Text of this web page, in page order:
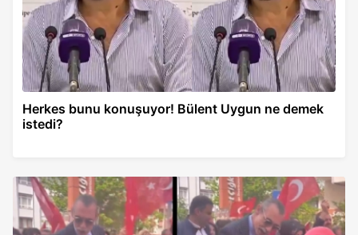
Herkes bunu konuşuyor! Bülent Uygun ne demek
istedi?